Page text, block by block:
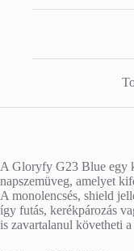
A Gloryfy G23 Blue egy
napszemüveg, amelyet
A monolencsés, shield
így futás, kerékpározás
is zavartalanul követheti